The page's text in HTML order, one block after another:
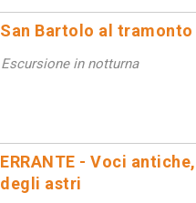
San Bartolo al tramonto
Escursione in notturna
ERRANTE - Voci
degli astri